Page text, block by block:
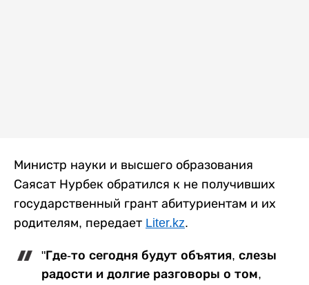
Министр науки и высшего образования
Саясат Нурбек обратился к не получивших
государственный грант абитуриентам и их
родителям, передает Liter.kz.
"Где-то сегодня будут объятия, слезы
радости и долгие разговоры о том,